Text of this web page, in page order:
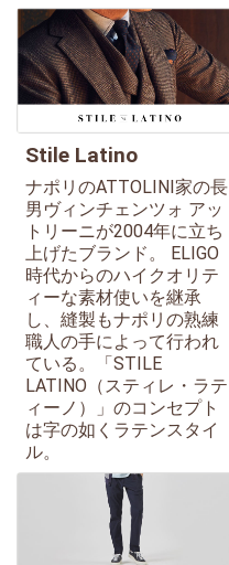
Stile Latino
ナポリのATTOLINI家の長
男ヴィンチェンツォ アッ
トリーニが2004年に立ち
上げたブランド。 ELIGO
時代からのハイクオリテ
ィーな素材使いを継承
し、縫製もナポリの熟練
職人の手によって行われ
ている。「STILE
LATINO（スティレ・ラテ
ィーノ）」のコンセプト
は字の如くラテンスタイ
ル。